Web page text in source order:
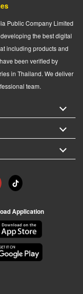
Public Company Limited
the best digital
including products and
been verified by
in Thailand. We deliver
team.
Application